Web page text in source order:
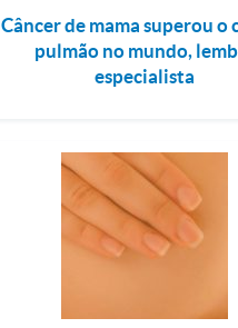
Câncer de mama superou o
pulmão no mundo,
especialista